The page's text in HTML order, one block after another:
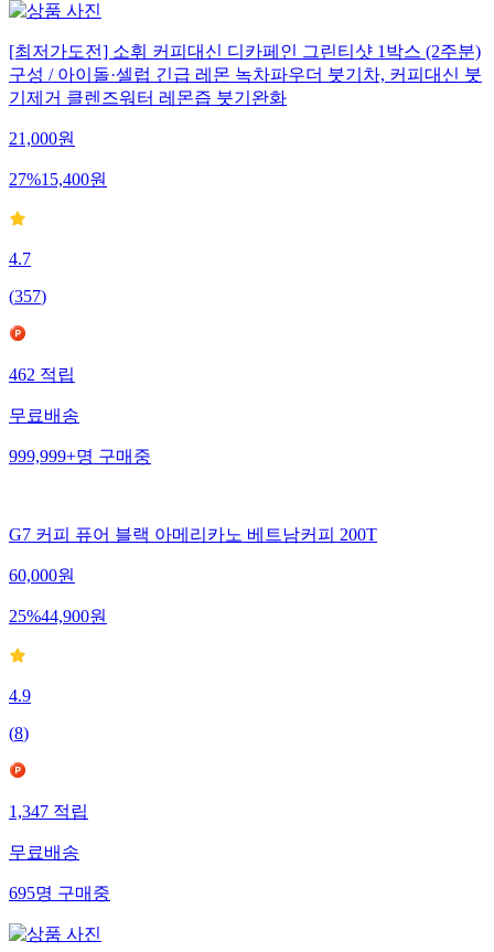
[최저가도전] 소휘 커피대신 디카페인 그린티샷 1박스 (2주분)
구성 / 아이돌·셀럽 긴급 레몬 녹차파우더 붓기차, 커피대신 붓
기제거 클렌즈워터 레몬즙 붓기완화
21,000원
27%15,400원
4.7
(357)
462적립
무료배송
999,999+명구매중
G7 커피 퓨어 블랙 아메리카노 베트남커피 200T
60,000원
25%44,900원
4.9
(8)
1,347적립
무료배송
695명구매중